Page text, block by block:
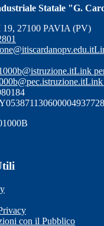
Statale "G.
27100 PAVIA (PV)
Link
Link
con il Pubblico